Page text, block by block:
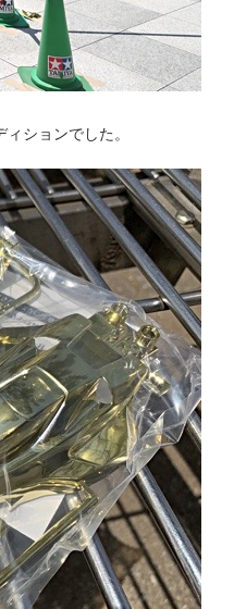
ションでした。